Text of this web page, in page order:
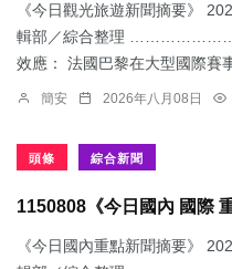
《今日觀光旅遊新聞摘要》
輯部／綜合整理
效應： 法國巴黎在大型國際賽
簡安 2026年八月08日
頭條 綜合新聞
1150808《今日國內 國際
《今日國內重點新聞摘要》